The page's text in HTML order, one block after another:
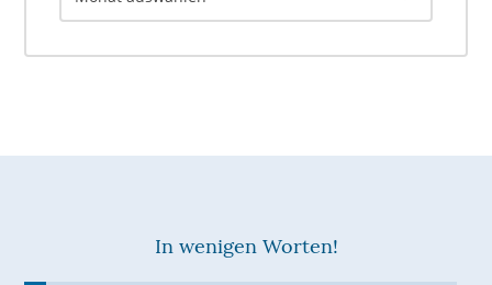
In wenigen Worten!